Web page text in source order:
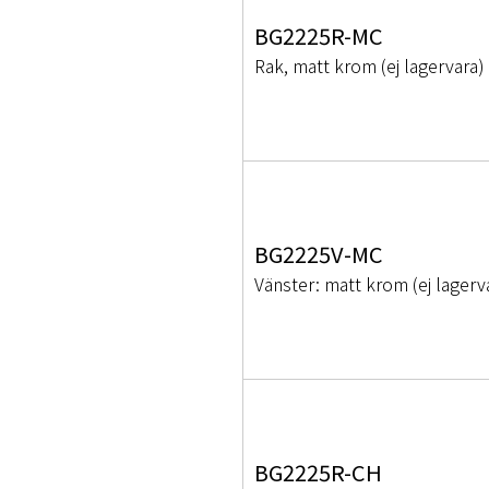
BG2225R-MC
Rak, matt krom (ej lagervara)
BG2225V-MC
Vänster: matt krom (ej
BG2225R-CH